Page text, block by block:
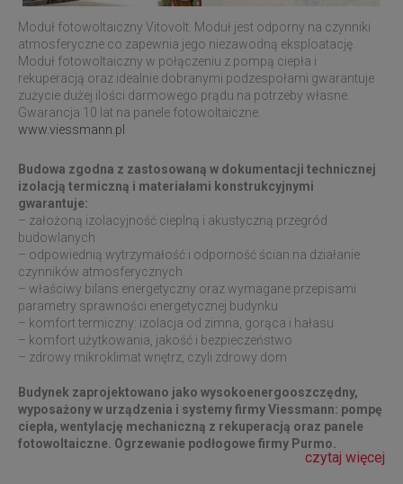
Moduł fotowoltaiczny Vitovolt. Moduł jest odporny na czynniki
atmosferyczne co zapewnia jego niezawodną eksploatację.
Moduł fotowoltaiczny w połączeniu z pompą ciepła i
rekuperacją oraz idealnie dobranymi podzespołami gwarantuje
zużycie dużej ilości darmowego prądu na potrzeby własne.
Gwarancja 10 lat na panele fotowoltaiczne.
www.viessmann.pl
Budowa zgodna z zastosowaną w dokumentacji technicznej
izolacją termiczną i materiałami konstrukcyjnymi
gwarantuje:
– założoną izolacyjność cieplną i akustyczną przegród
budowlanych
– odpowiednią wytrzymałość i odporność ścian na działanie
czynników atmosferycznych
– właściwy bilans energetyczny oraz wymagane przepisami
parametry sprawności energetycznej budynku
– komfort termiczny: izolacja od zimna, gorąca i hałasu
– komfort użytkowania, jakość i bezpieczeństwo
– zdrowy mikroklimat wnętrz, czyli zdrowy dom
Budynek zaprojektowano jako wysokoenergooszczędny,
wyposażony w urządzenia i systemy firmy Viessmann: pompę
ciepła, wentylację mechaniczną z rekuperacją oraz panele
fotowoltaiczne. Ogrzewanie podłogowe firmy Purmo.
czytaj więcej